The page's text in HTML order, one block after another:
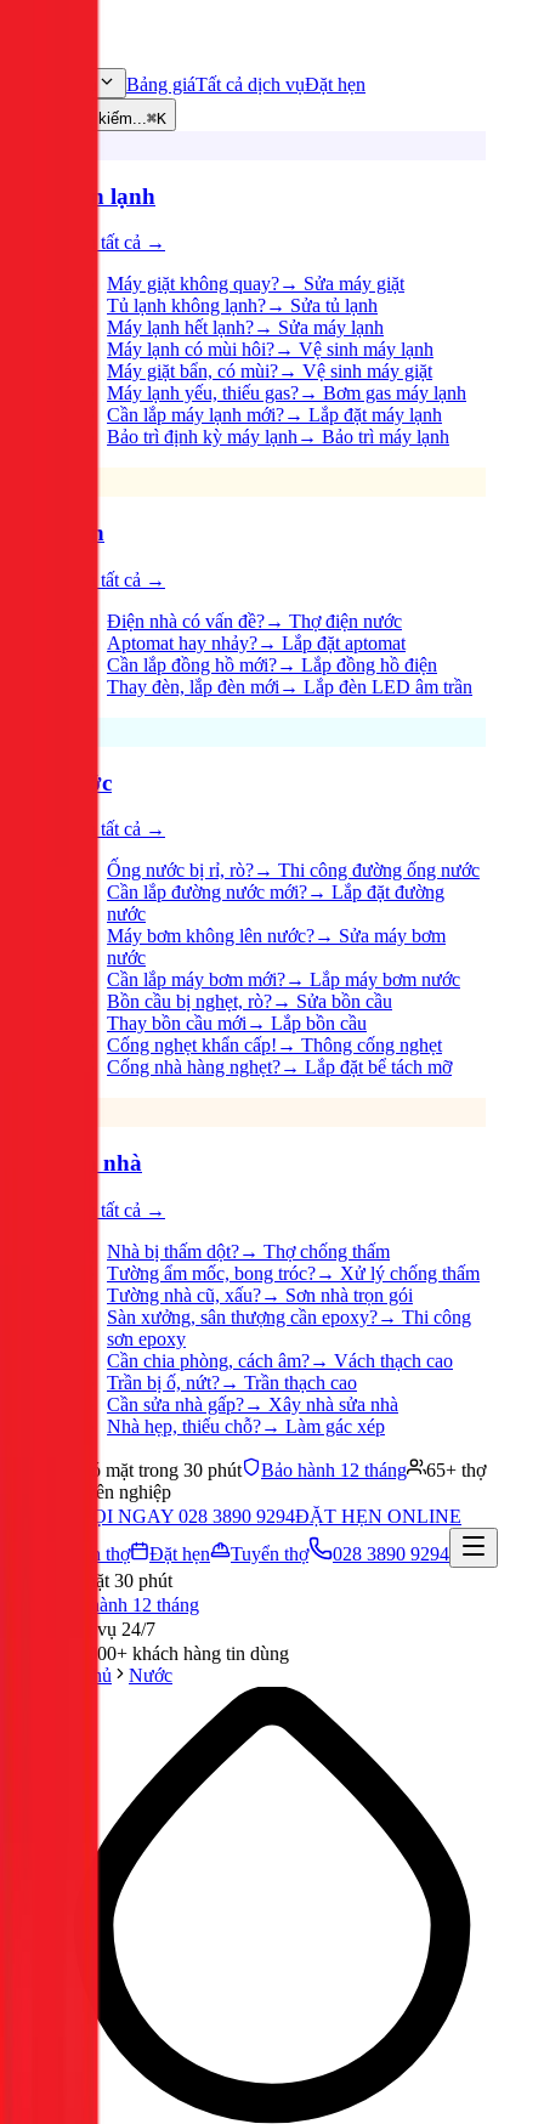
Bảng giáTất cả dịch vụĐặt hẹn
Tìm kiếm...⌘K
Điện lạnh
Xem tất cả →
Máy giặt không quay?→ Sửa máy giặt
Tủ lạnh không lạnh?→ Sửa tủ lạnh
Máy lạnh hết lạnh?→ Sửa máy lạnh
Máy lạnh có mùi hôi?→ Vệ sinh máy lạnh
Máy giặt bẩn, có mùi?→ Vệ sinh máy giặt
Máy lạnh yếu, thiếu gas?→ Bơm gas máy lạnh
Cần lắp máy lạnh mới?→ Lắp đặt máy lạnh
Bảo trì định kỳ máy lạnh→ Bảo trì máy lạnh
Điện
Xem tất cả →
Điện nhà có vấn đề?→ Thợ điện nước
Aptomat hay nhảy?→ Lắp đặt aptomat
Cần lắp đồng hồ mới?→ Lắp đồng hồ điện
Thay đèn, lắp đèn mới → Lắp đèn LED âm trần
Nước
Xem tất cả →
Ống nước bị rỉ, rò?→ Thi công đường ống nước
Cần lắp đường nước mới?→ Lắp đặt đường
nước
Máy bơm không lên nước?→ Sửa máy bơm
nước
Cần lắp máy bơm mới?→ Lắp máy bơm nước
Bồn cầu bị nghẹt, rò?→ Sửa bồn cầu
Thay bồn cầu mới → Lắp bồn cầu
Cống nghẹt khẩn cấp! → Thông cống nghẹt
Cống nhà hàng nghẹt?→ Lắp đặt bể tách mỡ
Sửa nhà
Xem tất cả →
Nhà bị thấm dột?→ Thợ chống thấm
Tường ẩm mốc, bong tróc?→ Xử lý chống thấm
Tường nhà cũ, xấu?→ Sơn nhà trọn gói
Sàn xưởng, sân thượng cần epoxy?→ Thi công
sơn epoxy
Cần chia phòng, cách âm?→ Vách thạch cao
Trần bị ố, nứt?→ Trần thạch cao
Cần sửa nhà gấp?→ Xây nhà sửa nhà
Nhà hẹp, thiếu chỗ?→ Làm gác xép
Có mặt trong 30 phút Bảo hành 12 tháng
65+ thợ
chuyên nghiệp
GỌI NGAY 028 3890 9294ĐẶT HẸN ONLINE
Tuyển thợ
Đặt hẹn Tuyển thợ
028 3890 9294
Có mặt 30 phút
Bảo hành 12 tháng
Phục vụ 24/7
300,000+ khách hàng tin dùng
Trang chủ
Nước